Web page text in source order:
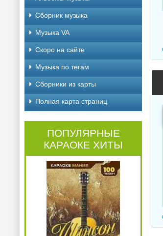
Сборник музыка
Музыка VA
Скоро на сайте
Музыка по тегам
Cборники из карты
Полная карта страниц
ПОПУЛЯРНЫЕ
КАРАОКЕ ХИТЫ